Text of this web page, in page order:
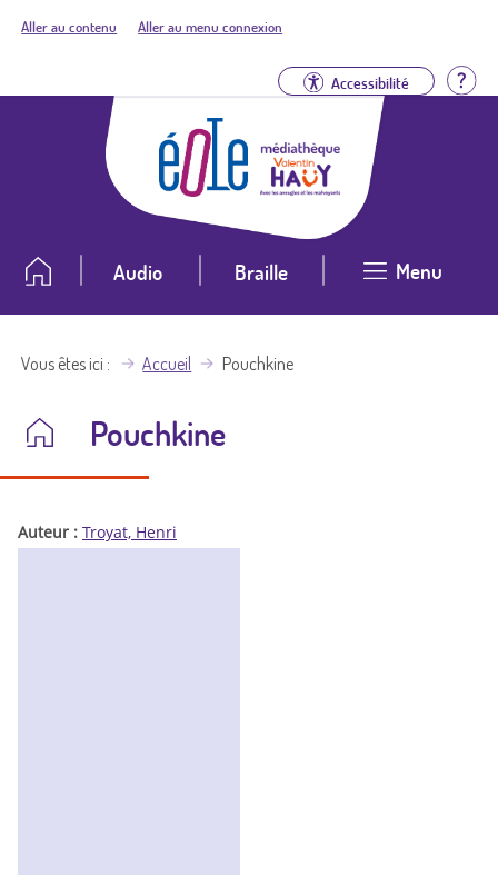
Aller au contenu Aller au menu connexion
Accessibilité
Audio Braille Menu
Vous êtes ici Accueil Pouchkine
Pouchkine
Auteur : Troyat, Henri